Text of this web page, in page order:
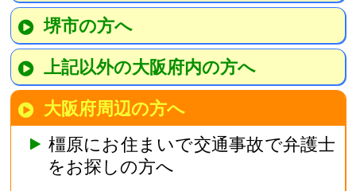
堺市の方へ
上記以外の大阪府内の方へ
大阪府周辺の方へ
橿原にお住まいで交通事故で弁護士
をお探しの方へ